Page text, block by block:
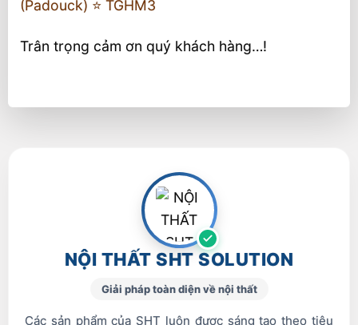
(Padouck) ⭐️ TGHM3
Trân trọng cảm ơn quý khách hàng…!
NỘI THẤT SHT SOLUTION
Giải pháp toàn diện về nội thất
Các sản phẩm của SHT luôn được sáng tạo theo tiêu